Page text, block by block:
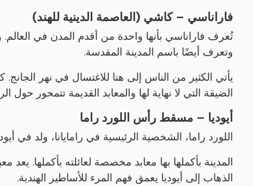
فاراناسي – كاشي (العاصمة الدينية للهند)
تُعرف فاراناسي بأنها واحدة من أقدم المدن في العالم.
وتعرف أيضًا باسم المدينة المقدسة.
يأتي الكثير من الناس إلى هنا للاغتسال في نهر
الضيقة التي لا نهاية لها والمعابد القديمة تتمحور حول
أيوديا – مسقط رأس اللورد راما
اللورد راما، الشخصية الرئيسية في رامايانا، ولد في
المدينة بأكملها بها معابد مخصصة لعائلته بأكملها.
الذهاب إلى أيوديا يعمق فهم المرء للأساطير الهندية.